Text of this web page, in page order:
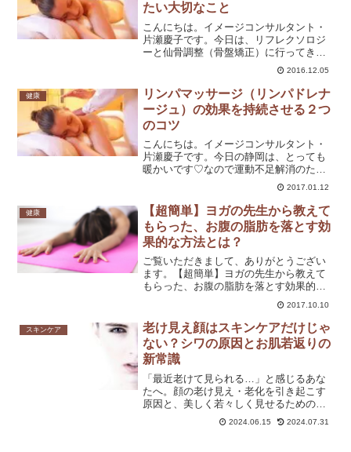
たい大切なこと
こんにちは。イメージコンサルタント・
片瀬慶子です。今日は、リフレクソロジ
ーと仙骨調整（骨盤矯正）に行ってきま
した♪私は魚の目ができやすい体質です。
魚の目って、知ってますか？足の裏にで
きる、アレです。魚の目ができると、か
かとを地面につけるのが...
2016.12.05
健康
リンパマッサージ（リンパドレナ
ージュ）の効果を持続させる２つ
のコツ
こんにちは。イメージコンサルタント・
片瀬慶子です。今日の静岡は、とっても
暖かいです♡なので運動不足解消のた
め、お散歩に行ってきました。昨日、リ
ンパマッサージ（リンパドレナージュ）
についての記事を書きました。今日はそ
の続きです。リンパ液は、体...
2017.01.12
健康
【超簡単】ヨガの先生から教えて
もらった、お腹の脂肪を落とす効
果的な方法とは？
ご覧いただきまして、ありがとうござい
ます。【超簡単】ヨガの先生から教えて
もらった、お腹の脂肪を落とす効果的な
方法とは？先月から月に２回ほど、母と
一緒にヨガに通ってます！運動、正直め
ちゃくちゃ嫌いなんですけど（笑）、母
に誘われて、まぁ運動不足...
2017.10.10
スキンケア
老け見え顔はスキンケアだけじゃ
ない？シワの原因とお肌若返りの
新常識
「最近老けて見られる…」と感じるあな
たへ。顔の老け見え・老化を引き起こす
原因と、美しく若々しく見せるための具
体的な美容法をご紹介します。
2024.06.15 2024.07.31